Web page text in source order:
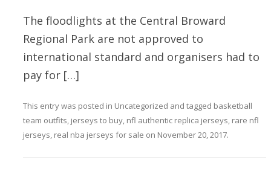
The floodlights at the Central Broward
Regional Park are not approved to
international standard and organisers had to
pay for […]
This entry was posted in Uncategorized and tagged basketball
team outfits, jerseys to buy, nfl authentic replica jerseys, rare nfl
jerseys, real nba jerseys for sale on November 20, 2017.